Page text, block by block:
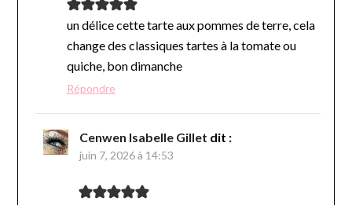
un délice cette tarte aux pommes de terre, cela
change des classiques tartes à la tomate ou
quiche, bon dimanche
Répondre
Cenwen Isabelle Gillet dit :
juin 7, 2026 à 14:53